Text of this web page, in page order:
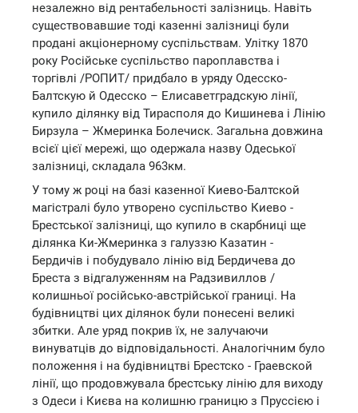
незалежно від рентабельності залізниць. Навіть
существовавшие тоді казенні залізниці були
продані акціонерному суспільствам. Улітку 1870
року Російське суспільство пароплавства і
торгівлі /РОПИТ/ придбало в уряду Одесско-
Балтскую й Одесско – Елисаветградскую лінії,
купило ділянку від Тирасполя до Кишинева і Лінію
Бирзула – Жмеринка Болечиск. Загальна довжина
всієї цієї мережі, що одержала назву Одеської
залізниці, складала 963км.
У тому ж році на базі казенної Киево-Балтской
магістралі було утворено суспільство Киево -
Брестської залізниці, що купило в скарбниці ще
ділянка Ки-Жмеринка з галуззю Казатин -
Бердичів і побудувало лінію від Бердичева до
Бреста з відгалуженням на Радзивиллов /
колишньої російсько-австрійської границі. На
будівництві цих ділянок були понесені великі
збитки. Але уряд покрив їх, не залучаючи
винуватців до відповідальності. Аналогічним було
положення і на будівництві Брестско - Граевской
лінії, що продовжувала брестську лінію для виходу
з Одеси і Києва на колишню границю з Пруссією і